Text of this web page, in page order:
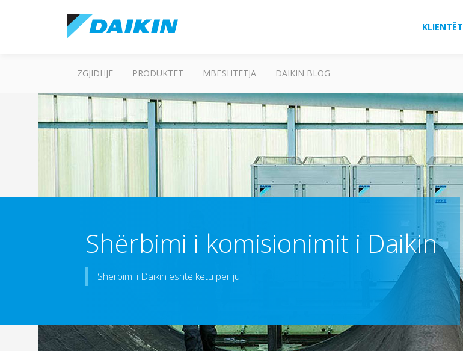
KLIENTËT
ZGJIDHJE PRODUKTET MBËSHTETJA DAIKIN BLOG
Shërbimi i komisionimit i Daikin
Shërbimi i Daikin është këtu për ju